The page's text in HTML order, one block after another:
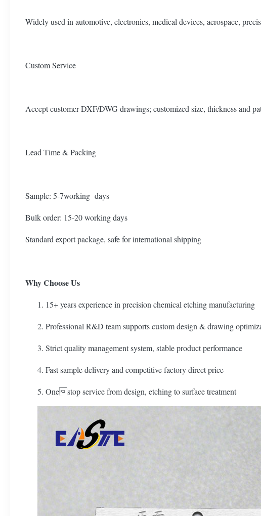
Widely used in automotive, electronics, medical devices, aerospace,
Custom Service
Accept customer DXF/DWG drawings; customized size, thickness and
Lead Time & Packing
Sample: 5-7working days
Bulk order: 15-20 working days
Standard export package, safe for international shipping
Why Choose Us
1. 15+ years experience in precision chemical etching manufacturing
2. Professional R&D team supports custom design & drawing
3. Strict quality management system, stable product performance
4. Fast sample delivery and competitive factory direct price
5. Onestop service from design, etching to surface treatment